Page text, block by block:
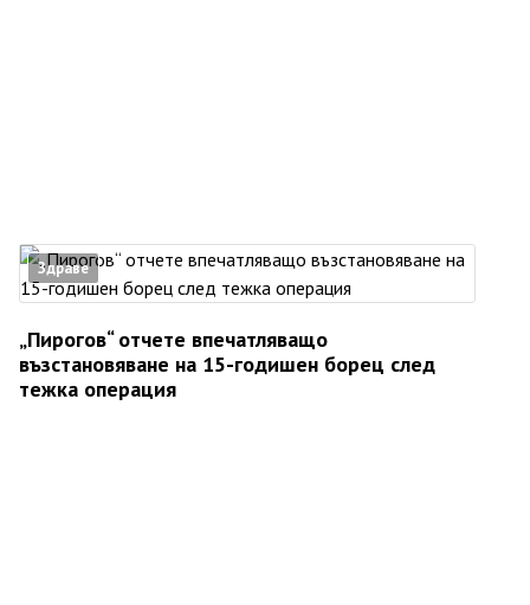
Здраве
„Пирогов“ отчете впечатляващо
възстановяване на 15-годишен борец след
тежка операция